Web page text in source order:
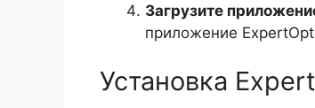
Загрузите
приложение
Установка